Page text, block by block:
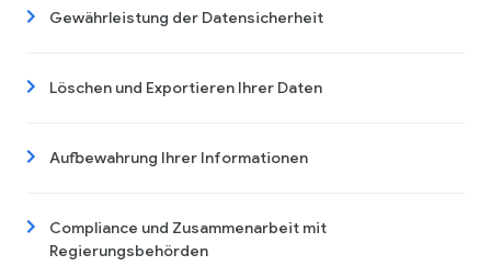
Gewährleistung der Datensicherheit
Löschen und Exportieren Ihrer Daten
Aufbewahrung Ihrer Informationen
Compliance und Zusammenarbeit mit
Regierungsbehörden